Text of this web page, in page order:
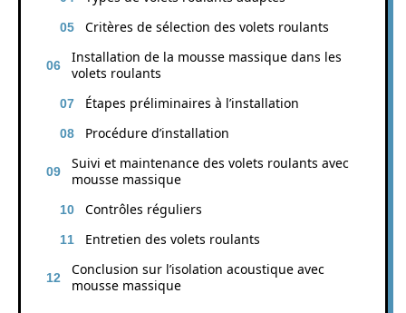
Critères de sélection des volets roulants
Installation de la mousse massique dans les
volets roulants
Étapes préliminaires à l’installation
Procédure d’installation
Suivi et maintenance des volets roulants avec
mousse massique
Contrôles réguliers
Entretien des volets roulants
Conclusion sur l’isolation acoustique avec
mousse massique